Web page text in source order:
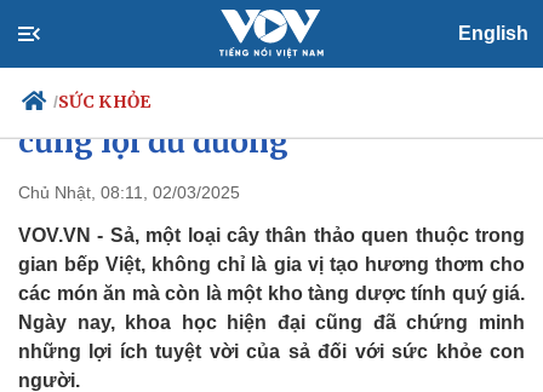
English
/SỨC KHỎE
Chính trị
Đảng
Tổ chức nhân sự
Quốc hội
Nhận diện sự thật
Xã hội
Tin 24h
Dự báo thời tiết
Giáo dục
Dấu ấn VOV
Việc làm
Loại gia vị được ví như "thuốc
quý", chỉ ăn vài lát mỗi ngày
cũng lợi đủ đường
Chủ Nhật, 08:11, 02/03/2025
VOV.VN - Sả, một loại cây thân thảo quen thuộc trong
gian bếp Việt, không chỉ là gia vị tạo hương thơm cho
các món ăn mà còn là một kho tàng dược tính quý giá.
Ngày nay, khoa học hiện đại cũng đã chứng minh
những lợi ích tuyệt vời của sả đối với sức khỏe con
người.